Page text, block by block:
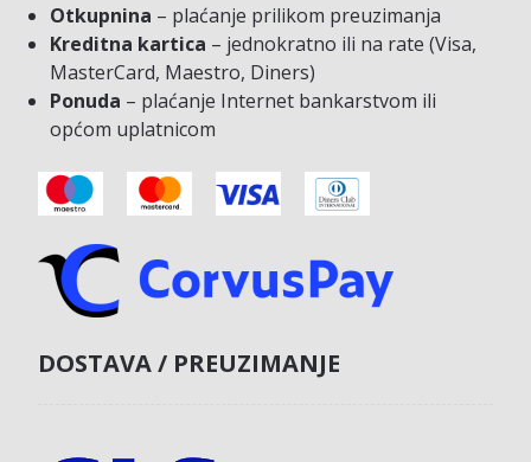
Otkupnina – plaćanje prilikom preuzimanja
Kreditna kartica – jednokratno ili na rate (Visa,
MasterCard, Maestro, Diners)
Ponuda – plaćanje Internet bankarstvom ili
općom uplatnicom
DOSTAVA / PREUZIMANJE